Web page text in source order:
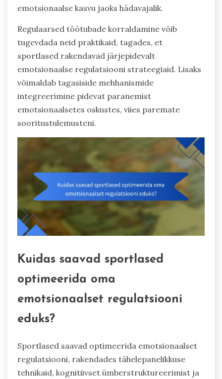
emotsionaalse kasvu jaoks hädavajalik.
Regulaarsed töötubade korraldamine võib
tugevdada neid praktikaid, tagades, et
sportlased rakendavad järjepidevalt
emotsionaalse regulatsiooni strateegiaid. Lisaks
võimaldab tagasiside mehhanismide
integreerimine pidevat paranemist
emotsionaalsetes oskustes, viies paremate
sooritustulemusteni.
Kuidas saavad sportlased
optimeerida oma
emotsionaalset regulatsiooni
eduks?
Sportlased saavad optimeerida emotsionaalset
regulatsiooni, rakendades tähelepanelikkuse
tehnikaid, kognitiivset ümberstruktureerimist ja